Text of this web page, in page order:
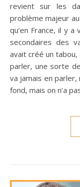
revient sur les
problème majeur
qu’en France, il y
secondaires des
avait créé un tabou,
parler, une sorte
va jamais en
fond, mais on n’a